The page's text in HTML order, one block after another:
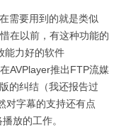
需要用到的就是类似
在以前，有这种功能的
能力好的软件
AVPlayer推出FTP流媒
的纠结（我还报告过
对字幕的支持还有点
放的工作。